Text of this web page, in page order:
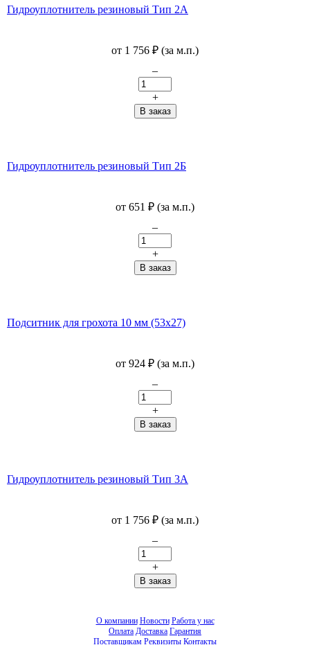
Гидроуплотнитель резиновый Тип 2А
от 1 756 ₽ (за м.п.)
–
+
Гидроуплотнитель резиновый Тип 2Б
от 651 ₽ (за м.п.)
–
+
Подситник для грохота 10 мм (53х27)
от 924 ₽ (за м.п.)
–
+
Гидроуплотнитель резиновый Тип 3А
от 1 756 ₽ (за м.п.)
–
+
О компании Новости Работа у нас
Оплата Доставка Гарантия
Поставщикам Реквизиты Контакты